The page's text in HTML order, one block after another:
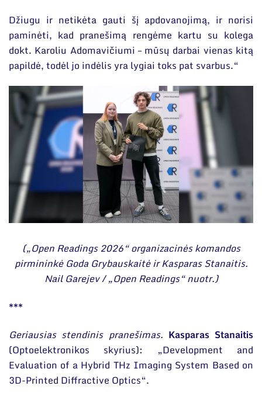
Džiugu ir netikėta gauti šį apdovanojimą, ir norisi
paminėti, kad pranešimą rengėme kartu su kolega
dokt. Karoliu Adomavičiumi – mūsų darbai vienas kitą
papildė, todėl jo indėlis yra lygiai toks pat svarbus.“
(„Open Readings 2026“ organizacinės komandos
pirmininkė Goda Grybauskaitė ir Kasparas Stanaitis.
Nail Garejev / „Open Readings“ nuotr.)
***
Geriausias stendinis pranešimas. Kasparas Stanaitis
(Optoelektronikos skyrius): „Development and
Evaluation of a Hybrid THz Imaging System Based on
3D-Printed Diffractive Optics“.